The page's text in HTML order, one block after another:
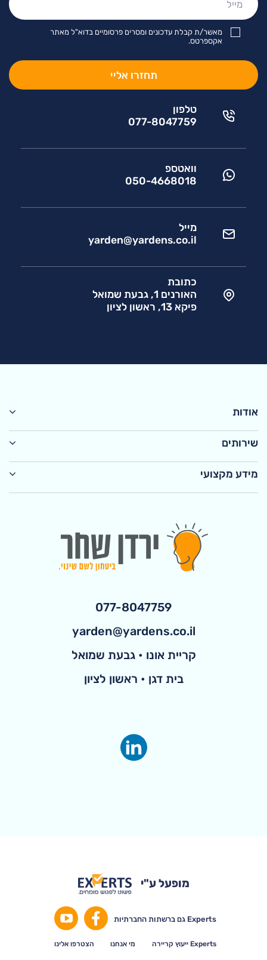
מאשר/ת קבלת עדכונים ומסרים פרסומיים בדוא"ל מאתר
אקספרטס.
טלפון
077-8047759
וואטספ
050-4668018
מייל
yarden@yardens.co.il
כתובת
האורנים 1, גבעת שמואל
פיקא 13, ראשון לציון
אודות
שירותים
מידע מקצועי
077-8047759
yarden@yardens.co.il
קריית אונו • גבעת שמואל
בית דגן • ראשון לציון
מופעל ע"י
Experts גם ברשתות החברתיות
Experts ייעוץ קריירה מי אנחנו הצטרפו אלינו